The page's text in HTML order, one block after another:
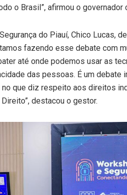
o Brasil”, afirmou o governador
do Piauí, Chico Lucas,
fazendo esse debate com
até onde podemos usar as
das pessoas. É um debate
que diz respeito aos direitos
destacou o gestor.